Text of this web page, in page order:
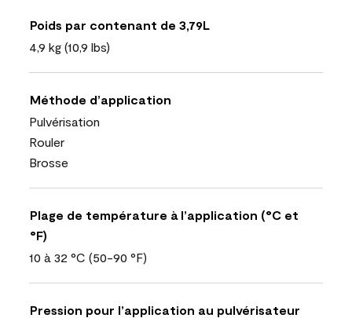
Poids par contenant de 3,79L
4,9 kg (10,9 lbs)
Méthode d’application
Pulvérisation
Rouler
Brosse
Plage de température à l’application (°C et
°F)
10 à 32 °C (50-90 °F)
Pression pour l’application au pulvérisateur